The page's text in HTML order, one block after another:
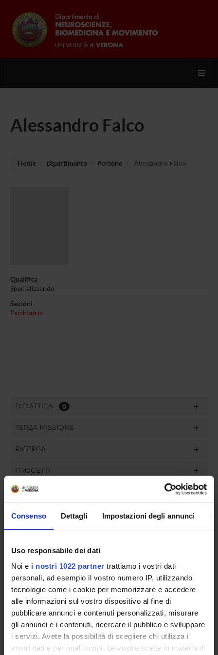
Consenso Dettagli Impostazioni degli annunci
Uso responsabile dei dati
Noi e i nostri 1022 partner trattiamo i vostri dati
personali, ad esempio il vostro numero IP, utilizzando
tecnologie come i cookie per memorizzare e accedere
alle informazioni sul vostro dispositivo al fine di
pubblicare annunci e contenuti personalizzati, misurare
gli annunci e i contenuti, ricercare il pubblico e sviluppare
i servizi. Avete la possibilità di scegliere chi utilizza i
vostri dati e per quali scopi. Le vostre scelte in materia di
Alessandro Falco
Home Dipartimento Persone Alessandro Falco
Qualifica
Specializzando
Sezioni
Psichiatria
DIDATTICA 0
TERZA MISSIONE
RICERCA
PROGETTI
INCARICHI
GOVERNANCE
COMMISSIONI
UFFICI E STRUTTURE DI SERVIZIO
SERVIZI DI SEGRETERIA STUDENTI